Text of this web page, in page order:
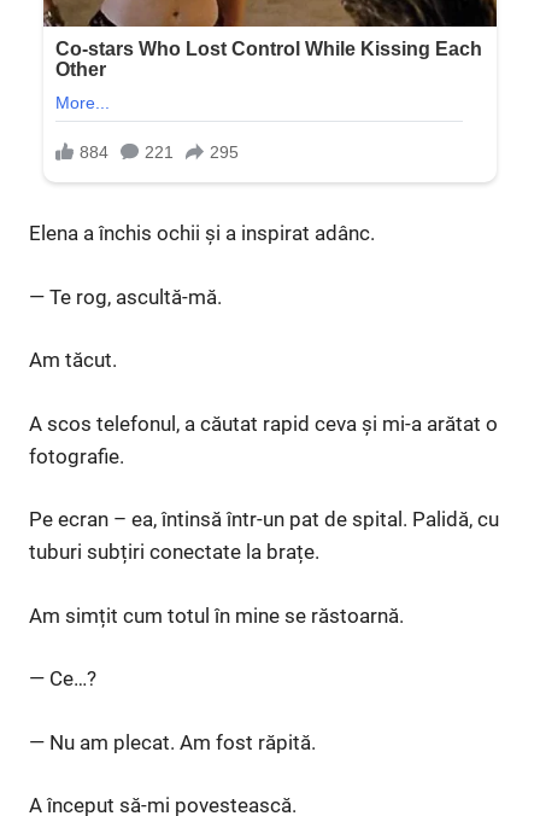
Elena a închis ochii și a inspirat adânc.
— Te rog, ascultă-mă.
Am tăcut.
A scos telefonul, a căutat rapid ceva și mi-a arătat o
fotografie.
Pe ecran – ea, întinsă într-un pat de spital. Palidă, cu
tuburi subțiri conectate la brațe.
Am simțit cum totul în mine se răstoarnă.
— Ce…?
— Nu am plecat. Am fost răpită.
A început să-mi povestească.